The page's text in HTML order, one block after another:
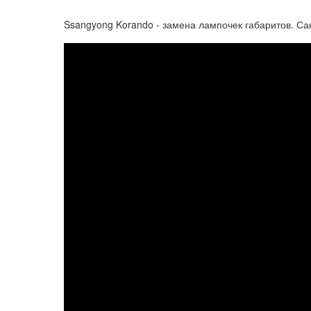
Ssangyong Korando - замена лампочек габаритов.